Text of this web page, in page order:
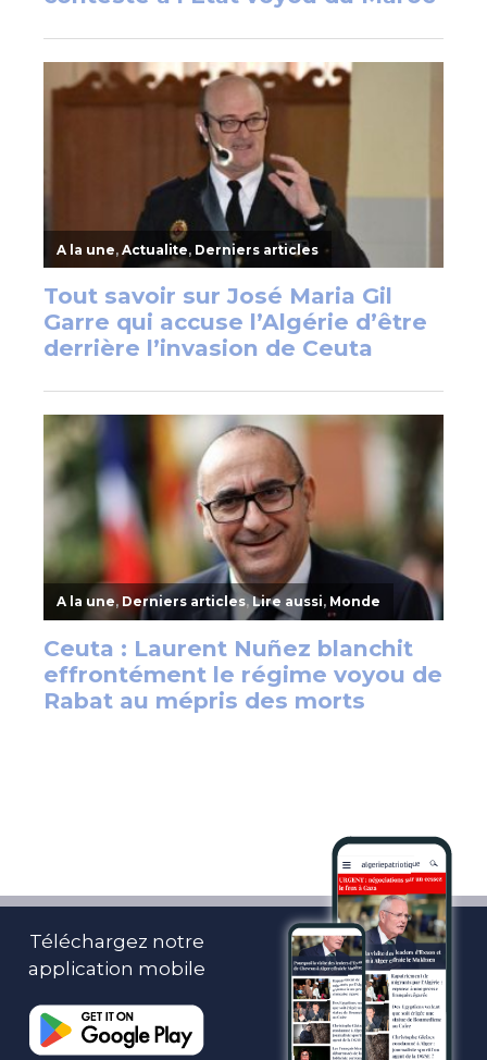
Téléchargez notre
application mobile